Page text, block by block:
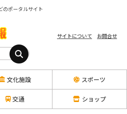
のポータルサイト
サイトについて お問合せ
文化施設 スポーツ
交通 ショップ